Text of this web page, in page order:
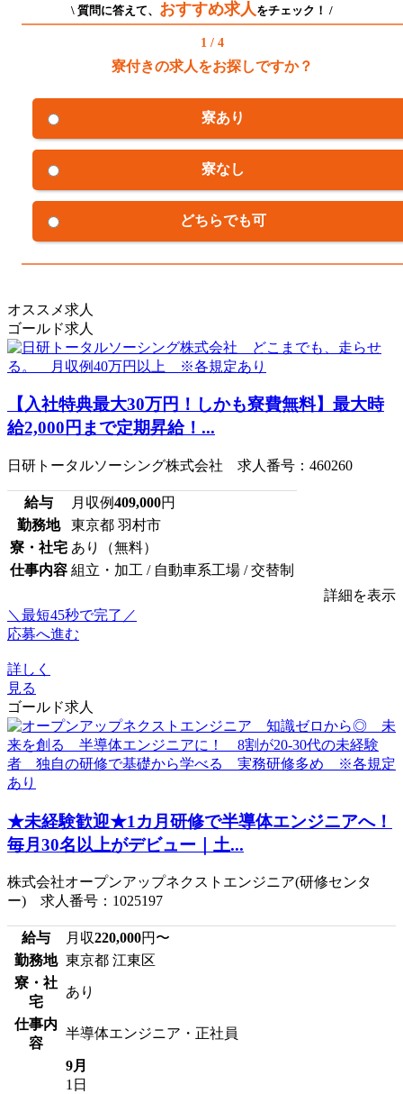
\ 質問に答えて、 おすすめ求人 をチェック！ /
1 / 4
寮付きの求人をお探しですか？
寮あり
寮なし
どちらでも可
オススメ求人
ゴールド求人
【入社特典最大30万円！しかも寮費無料】最大時
給2,000円まで定期昇給！...
日研トータルソーシング株式会社 求人番号：460260
給与 月収例409,000円
勤務地
東京都 羽村市
寮・社宅 あり（無料）
仕事内容 組立・加工 / 自動車系工場 / 交替制
詳細を表示
＼最短45秒で完了／
応募へ進む
詳しく
見る
ゴールド求人
★未経験歓迎★1カ月研修で半導体エンジニアへ！
毎月30名以上がデビュー｜土...
株式会社オープンアップネクストエンジニア(研修センタ
ー) 求人番号：1025197
給与 月収220,000円〜
勤務地 東京都 江東区
寮・社
宅
あり
仕事内
容
半導体エンジニア・正社員
9月
1日